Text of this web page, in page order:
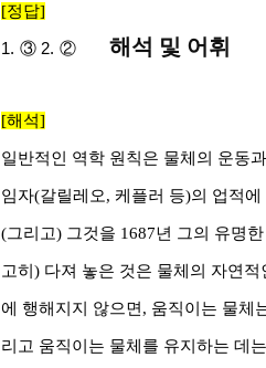
[정답]
1. ③ 2. ② 해석 및 어휘
[해석]
일반적인 역학 원칙은 물체의 운동
임자(갈릴레오, 케플러 등)의 업적에
(그리고) 그것을 1687년 그의 유명한
고히 ) 다져 놓은 것은 물체의 자연
에 행해지지 않으면 , 움직이는 물체
리고 움직이는 물체를 유지하는 데